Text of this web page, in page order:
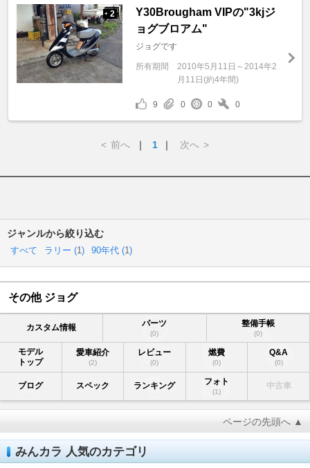
+ 2
Y30Brougham VIPの"3kjジ
ョグブロアム"
ジョグです
所有期間
2010年5月11日～2014年2
月11日(約4年間)
9 0 0 0
< 前へ ｜ 1 ｜ 次へ >
ジャンルから絞り込む
すべて ラリー (1 ) 90年代 (1 )
その他 ジョグ
カスタム情報 パーツ
(0)
整備手帳
(0)
モデル
トップ
愛車紹介
(2)
レビュー
(0)
燃費
(0)
Q&A
(0)
ブログ スペック ランキング フォト
(1)
中古車
ページの先頭へ ▲
みんカラ 人気のカテゴリ